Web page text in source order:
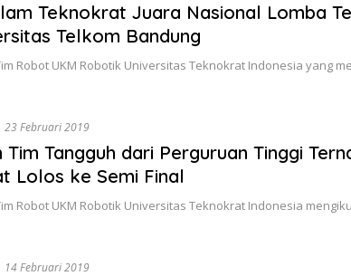
Teknokrat Juara Nasional Lomba
Telkom Bandung
Robot UKM Robotik Universitas Teknokrat Indonesia yang
23 Februari 2019
Tim Tangguh dari Perguruan Tinggi
Lolos ke Semi Final
Robot UKM Robotik Universitas Teknokrat Indonesia
14 Februari 2019